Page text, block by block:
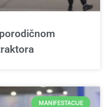
MANIFESTACIJE